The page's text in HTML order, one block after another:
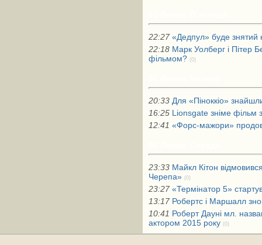
22:27 «Дедпул» буде знятий
22:18 Марк Уолберг і Пітер
фільмом? (0)
20:33 Для «Піноккіо»
16:25 Lionsgate зніме фільм
12:41 «Форс-мажори»
23:33 Майкл Кітон
Черепа» (0)
23:27 «Термінатор 5»
13:17 Робертс і Маршалл
10:41 Роберт Дауні мл.
актором 2015 року (0)